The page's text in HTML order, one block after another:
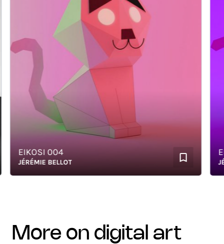
EIKOSI 004
JÉRÉMIE BELLOT
more on digital art